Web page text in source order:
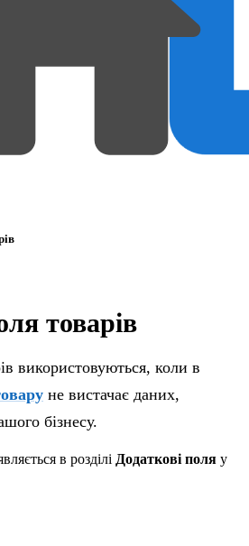
товарів
використовуються, коли в
не вистачає даних,
бізнесу.
в розділі Додаткові поля у